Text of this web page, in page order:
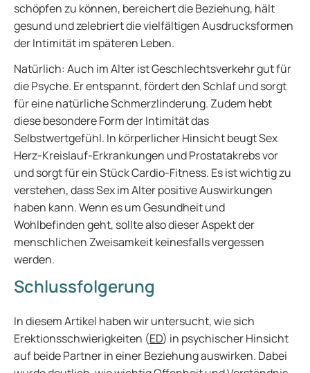
schöpfen zu können, bereichert die Beziehung, hält
gesund und zelebriert die vielfältigen Ausdrucksformen
der Intimität im späteren Leben.
Natürlich: Auch im Alter ist Geschlechtsverkehr gut für
die Psyche. Er entspannt, fördert den Schlaf und sorgt
für eine natürliche Schmerzlinderung. Zudem hebt
diese besondere Form der Intimität das
Selbstwertgefühl. In körperlicher Hinsicht beugt Sex
Herz-Kreislauf-Erkrankungen und Prostatakrebs vor
und sorgt für ein Stück Cardio-Fitness. Es ist wichtig zu
verstehen, dass Sex im Alter positive Auswirkungen
haben kann. Wenn es um Gesundheit und
Wohlbefinden geht, sollte also dieser Aspekt der
menschlichen Zweisamkeit keinesfalls vergessen
werden.
Schlussfolgerung
In diesem Artikel haben wir untersucht, wie sich
Erektionsschwierigkeiten (ED) in psychischer Hinsicht
auf beide Partner in einer Beziehung auswirken. Dabei